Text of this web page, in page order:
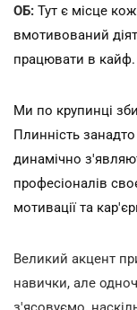
ОБ: Тут є місце
вмотивований
працювати в кайф.
Ми по крупинці
Плинність
динамічно
професіоналів
мотивації та
Великий акцент
навички, але